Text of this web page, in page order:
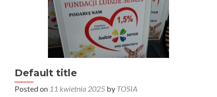
Default title
Posted on 11 kwietnia 2025 by TOSIA